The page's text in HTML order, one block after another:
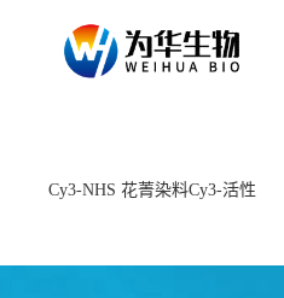
Cy3-NHS 花菁染料Cy3-活性